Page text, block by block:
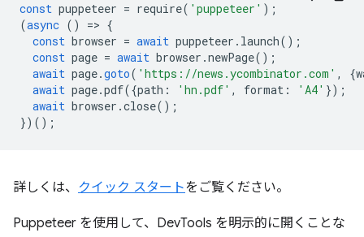
const puppeteer = require( 'puppeteer' );
(async () => {
const browser = await puppeteer . launch();
const page = await browser .newPage();
await page.goto( 'https://news.ycombinator.com' , {
await page.pdf({path : 'hn.pdf' , format : 'A4' });
await browser .close();
})();
詳しくは、 クイック スタートをご覧ください。
Puppeteer を使用して、DevTools を明示的に開くことな